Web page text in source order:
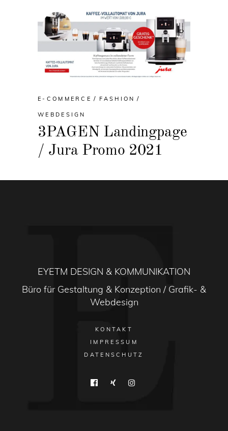
E-COMMERCE FASHION
WEBDESIGN
3PAGEN Landingpage
/ Jura Promo 2021
EYETM DESIGN & KOMMUNIKATION
Büro für Gestaltung & Konzeption / Grafik- &
Webdesign
KONTAKT
IMPRESSUM
DATENSCHUTZ